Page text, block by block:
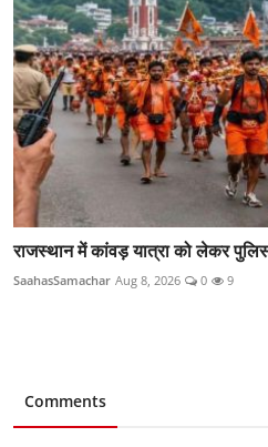
राजस्थान में कांवड़ यात्रा को लेकर
SaahasSamachar Aug 8, 2026 0 9
Comments